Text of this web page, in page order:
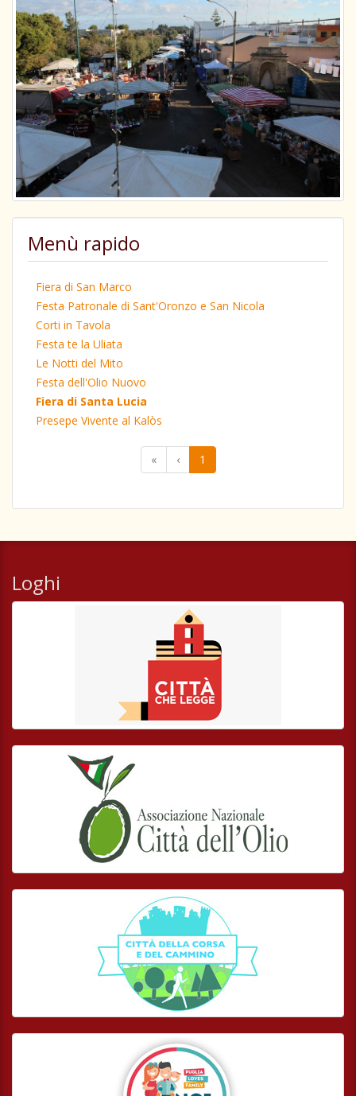
Menù rapido
Fiera di San Marco
Festa Patronale di Sant'Oronzo e San Nicola
Corti in Tavola
Festa te la Uliata
Le Notti del Mito
Festa dell'Olio Nuovo
Fiera di Santa Lucia
Presepe Vivente al Kalòs
« ‹ 1
Loghi